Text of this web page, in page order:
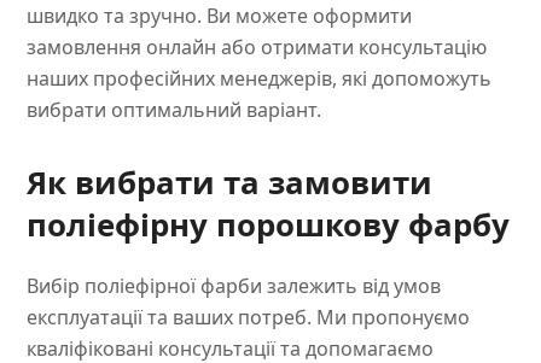
швидко та зручно. Ви можете оформити
замовлення онлайн або отримати консультацію
наших професійних менеджерів, які допоможуть
вибрати оптимальний варіант.
Як вибрати та замовити
поліефірну порошкову фарбу
Вибір поліефірної фарби залежить від умов
експлуатації та ваших потреб. Ми пропонуємо
кваліфіковані консультації та допомагаємо